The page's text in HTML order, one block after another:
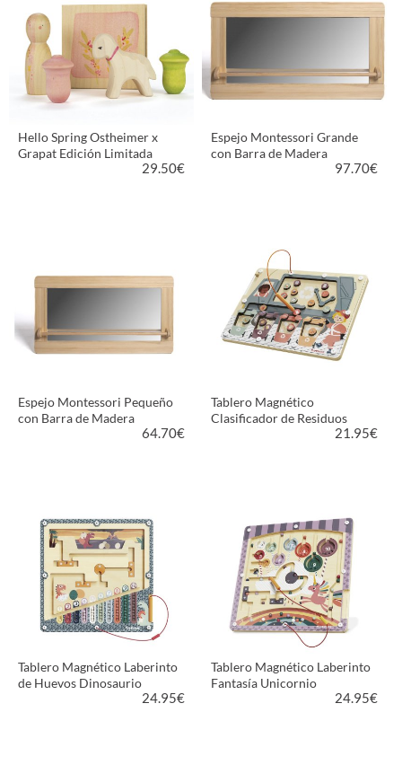
Hello Spring Ostheimer x
Grapat Edición Limitada
29.50€
Espejo Montessori Grande
con Barra de Madera
97.70€
Espejo Montessori Pequeño
con Barra de Madera
64.70€
Tablero Magnético
Clasificador de Residuos
21.95€
Tablero Magnético Laberinto
de Huevos Dinosaurio
24.95€
Tablero Magnético Laberinto
Fantasía Unicornio
24.95€